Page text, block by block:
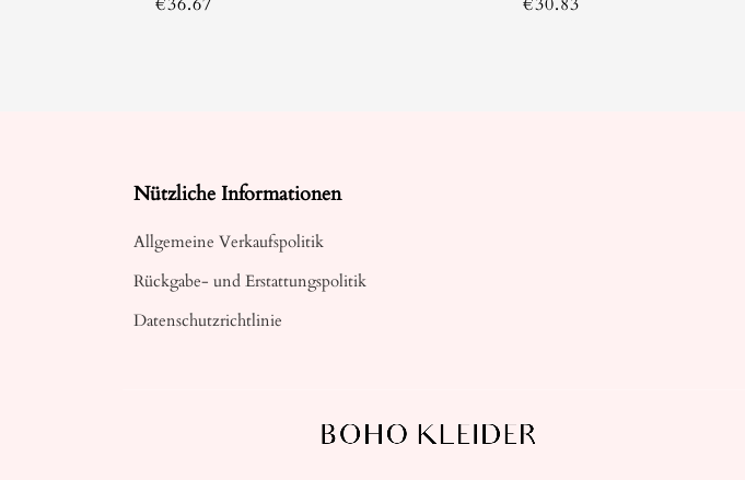
Nützliche Informationen
Allgemeine Verkaufspolitik
Rückgabe- und Erstattungspolitik
Datenschutzrichtlinie